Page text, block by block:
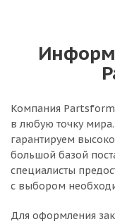
Компания
в любую точку
гарантируем
большой базой
специалисты
с выбором
Для оформления